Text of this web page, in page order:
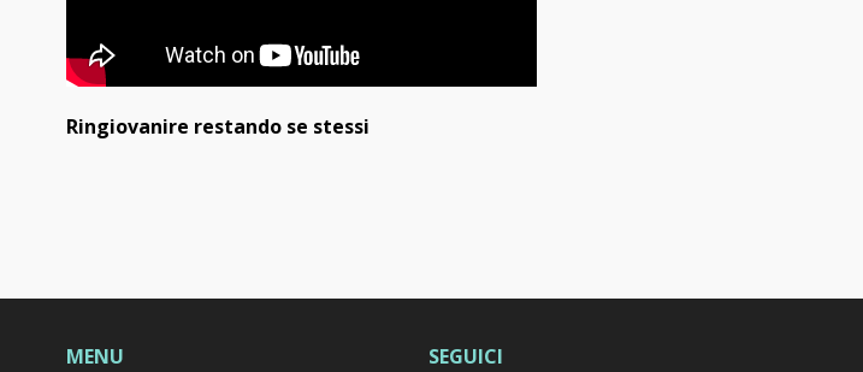
Ringiovanire restando se stessi
MENU SEGUICI